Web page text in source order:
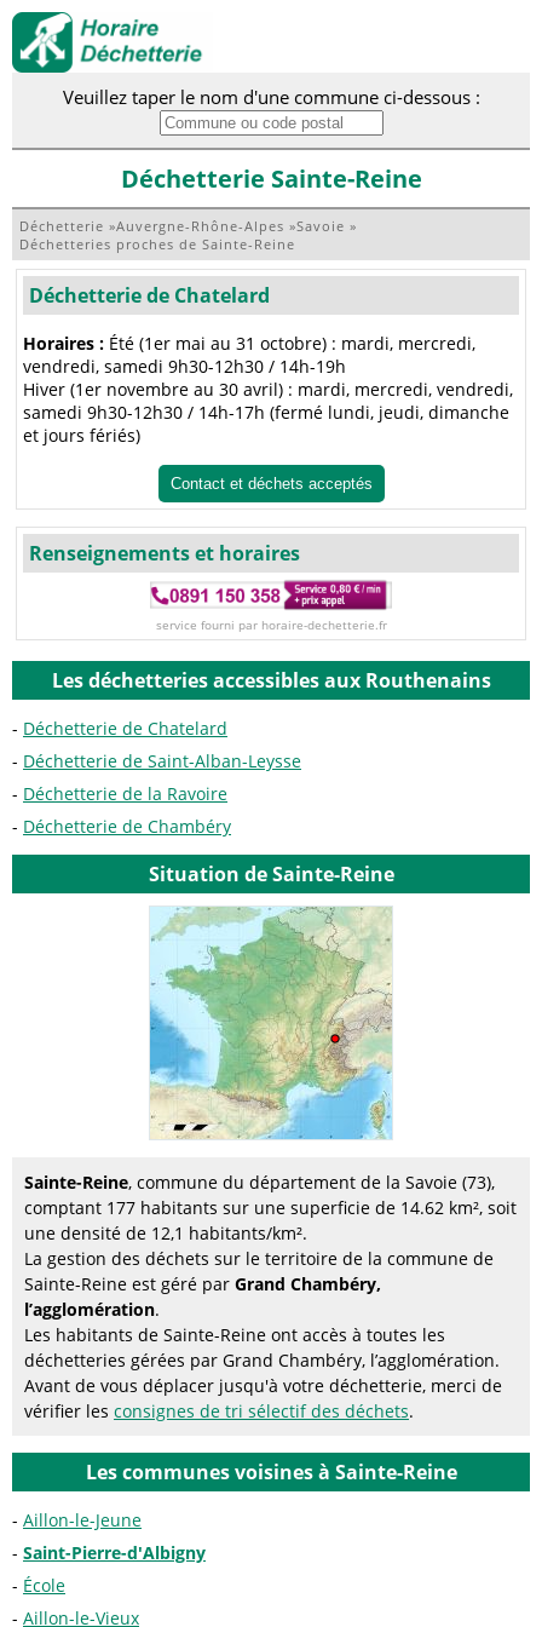
Veuillez taper le nom d'une commune ci-dessous :
Déchetterie Sainte-Reine
Déchetterie »Auvergne-Rhône-Alpes »Savoie »
Déchetteries proches de Sainte-Reine
Déchetterie de Chatelard
Horaires : Été (1er mai au 31 octobre) : mardi, mercredi,
vendredi, samedi 9h30-12h30 / 14h-19h
Hiver (1er novembre au 30 avril) : mardi, mercredi, vendredi,
samedi 9h30-12h30 / 14h-17h (fermé lundi, jeudi, dimanche
et jours fériés)
Contact et déchets acceptés
Renseignements et horaires
service fourni par horaire-dechetterie.fr
Les déchetteries accessibles aux Routhenains
Déchetterie de Chatelard
Déchetterie de Saint-Alban-Leysse
Déchetterie de la Ravoire
Déchetterie de Chambéry
Situation de Sainte-Reine
Sainte-Reine, commune du département de la Savoie (73),
comptant 177 habitants sur une superficie de 14.62 km², soit
une densité de 12,1 habitants/km².
La gestion des déchets sur le territoire de la commune de
Sainte-Reine est géré par Grand Chambéry,
l’agglomération.
Les habitants de Sainte-Reine ont accès à toutes les
déchetteries gérées par Grand Chambéry, l’agglomération.
Avant de vous déplacer jusqu'à votre déchetterie, merci de
vérifier les consignes de tri sélectif des déchets.
Les communes voisines à Sainte-Reine
Aillon-le-Jeune
Saint-Pierre-d'Albigny
École
Aillon-le-Vieux